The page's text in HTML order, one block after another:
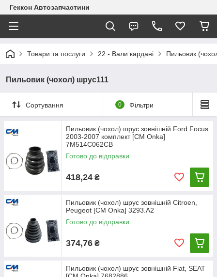
Геккон Автозапчастини
Товари та послуги 22 - Вали кардані Пильовик
Пильовик (чохол) шрус111
Сортування 0 Фільтри
Пильовик (чохол) шрус зовнішній Ford Focus
2003-2007 комплект [СМ Onka]
7M514C062CB
Готово до відправки
418,24 ₴
Пильовик (чохол) шрус зовнішній Citroen,
Peugeot [CM Onka] 3293.A2
Готово до відправки
374,76 ₴
Пильовик (чохол) шрус зовнішній Fiat, SEAT